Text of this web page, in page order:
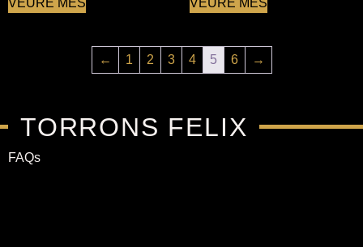
VEURE MÉS VEURE MÉS
← 1 2 3 4 5 6 →
TORRONS FELIX
FAQs